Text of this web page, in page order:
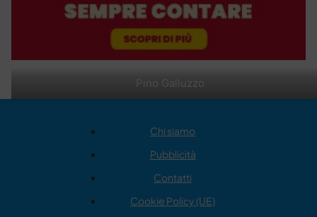
Pino Galluzzo
Chi siamo
Pubblicità
Contatti
Cookie Policy (UE)